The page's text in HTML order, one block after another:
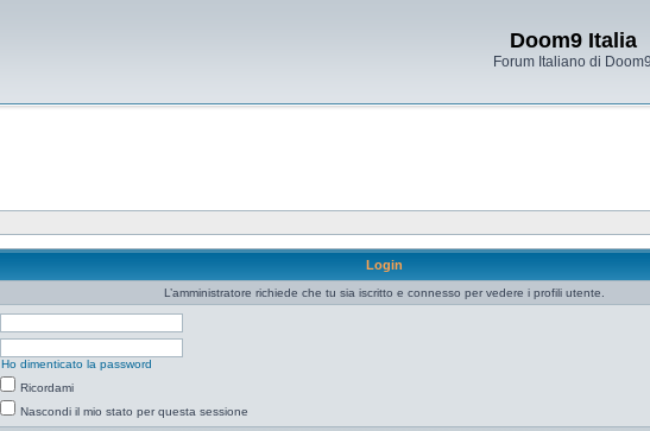
Doom9 Italia
Forum Italiano di Doom9
Login
L’amministratore richiede che tu sia iscritto e connesso per vedere i profili utente.
Ho dimenticato la password
Ricordami
Nascondi il mio stato per questa sessione